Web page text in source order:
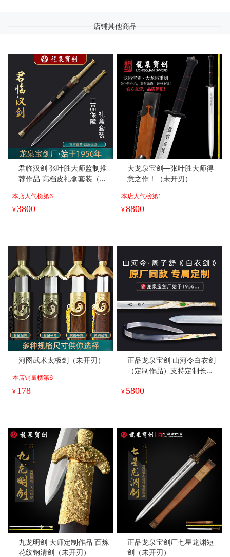
店铺其他商品
君临汉剑 张叶胜大师监制推
荐作品 高档皮礼盒套装（未
本店人气榜第6
¥3800
大龙泉宝剑—张叶胜大师得
意之作！（未开刃）
本店人气榜第1
¥8800
河图武术太极剑（未开刃）
本店销量榜第6
¥ 178
正品龙泉宝剑 山河令白衣剑
（定制作品）支持定制长度
¥ 5800
九龙明剑 大师定制作品 百炼
花纹钢清剑（未开刃）
正品龙泉宝剑厂七星龙渊短
剑（未开刃）